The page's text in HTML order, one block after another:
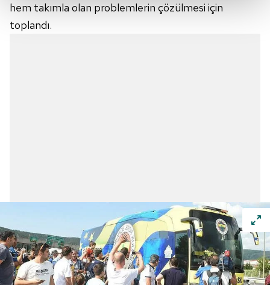
Her halükârda, kullanıcılar, bu çerezlere izin vermedikleri
takdirde, kullanıcılara hedefli reklamlar
Çerezlere ilişkin tercihlerinizi aşağıda yer alan panel
vasıtasıyla belirleyebilirsiniz. Çerezlere ilişkin detaylı bilgi
için Ayarlar butonuna tıklayabilir, Çerez Bilgilendirme
Metnimiziziyaret edebilirsiniz.
hem takımla olan problemlerin çözülmesi için
toplandı.